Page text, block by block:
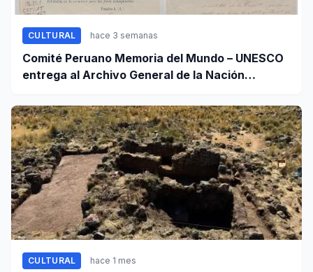
CULTURAL hace 3 semanas
Comité Peruano Memoria del Mundo – UNESCO
entrega al Archivo General de la Nación
documentales
CULTURAL hace 1 mes